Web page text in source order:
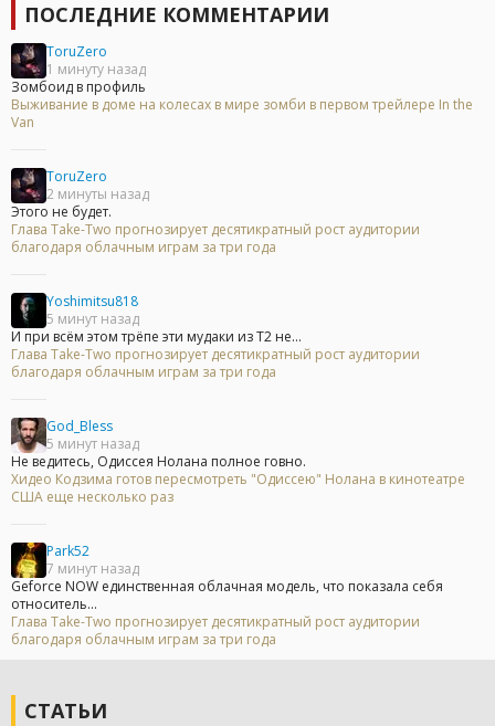
ПОСЛЕДНИЕ КОММЕНТАРИИ
ToruZero
1 минуту назад
Зомбоид в профиль
Выживание в доме на колесах в мире зомби в первом трейлере In the
Van
ToruZero
2 минуты назад
Этого не будет.
Глава Take-Two прогнозирует десятикратный рост аудитории
благодаря облачным играм за три года
Yoshimitsu818
5 минут назад
И при всём этом трёпе эти мудаки из Т2 не...
Глава Take-Two прогнозирует десятикратный рост аудитории
благодаря облачным играм за три года
God_Bless
5 минут назад
Не ведитесь, Одиссея Нолана полное говно.
Хидео Кодзима готов пересмотреть "Одиссею" Нолана в кинотеатре
США еще несколько раз
Park52
7 минут назад
Geforce NOW единственная облачная модель, что показала себя
относитель...
Глава Take-Two прогнозирует десятикратный рост аудитории
благодаря облачным играм за три года
СТАТЬИ